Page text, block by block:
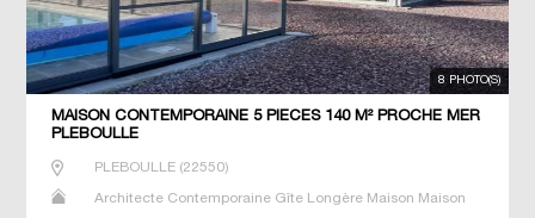
8 PHOTO(S)
MAISON CONTEMPORAINE 5 PIECES 140 M² PROCHE MER
PLEBOULLE
PLEBOULLE(22550)
Architecte Contemporaine Gîte Longère Maison Maison